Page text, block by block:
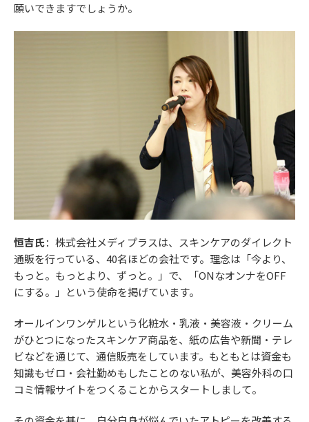
願いできますでしょうか。
恒吉氏：株式会社メディプラスは、スキンケアのダイレクト
通販を行っている、40名ほどの会社です。理念は「今より、
もっと。もっとより、ずっと。」で、「ONなオンナをOFF
にする。」という使命を掲げています。
オールインワンゲルという化粧水・乳液・美容液・クリーム
がひとつになったスキンケア商品を、紙の広告や新聞・テレ
ビなどを通じて、通信販売をしています。もともとは資金も
知識もゼロ・会社勤めもしたことのない私が、美容外科の口
コミ情報サイトをつくることからスタートしまして。